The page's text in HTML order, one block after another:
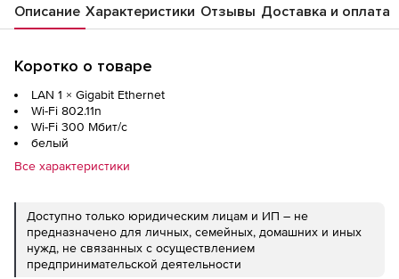
Описание Характеристики Отзывы Доставка и оплата
Коротко о товаре
LAN 1 × Gigabit Ethernet
Wi-Fi 802.11n
Wi-Fi 300 Мбит/с
белый
Все характеристики
Доступно только юридическим лицам и ИП – не
предназначено для личных, семейных, домашних и иных
нужд, не связанных с осуществлением
предпринимательской деятельности